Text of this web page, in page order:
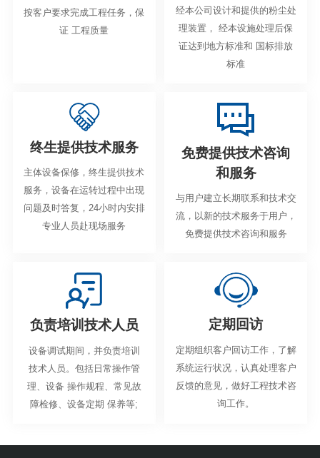
按客户要求完成工程任务，保
证 工程质量
经本公司设计和提供的粉尘处
理装置， 经本设施处理后保
证达到地方标准和 国标排放
标准
终生提供技术服务
主体设备保修，终生提供技术
服务，设备在运转过程中出现
问题及时答复，24小时内安排
专业人员赴现场服务
免费提供技术咨询
和服务
与用户建立长期联系和技术交
流，以新的技术服务于用户，
免费提供技术咨询和服务
负责培训技术人员
设备调试期间，并负责培训
技术人员。包括日常操作管
理、设备 操作规程、常见故
障检修、设备定期 保养等;
定期回访
定期组织客户回访工作，了解
系统运行状况，认真处理客户
反馈的意见，做好工程技术咨
询工作。